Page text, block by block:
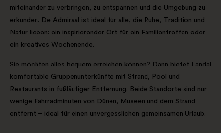
miteinander zu verbringen, zu entspannen und die Umgebung zu
erkunden. De Admiraal ist ideal für alle, die Ruhe, Tradition und
Natur lieben: ein inspirierender Ort für ein Familientreffen oder
ein kreatives Wochenende.
Sie möchten alles bequem erreichen können? Dann bietet Landal
komfortable Gruppenunterkünfte mit Strand, Pool und
Restaurants in fußläufiger Entfernung. Beide Standorte sind nur
wenige Fahrradminuten von Dünen, Museen und dem Strand
entfernt – ideal für einen unvergesslichen gemeinsamen Urlaub.